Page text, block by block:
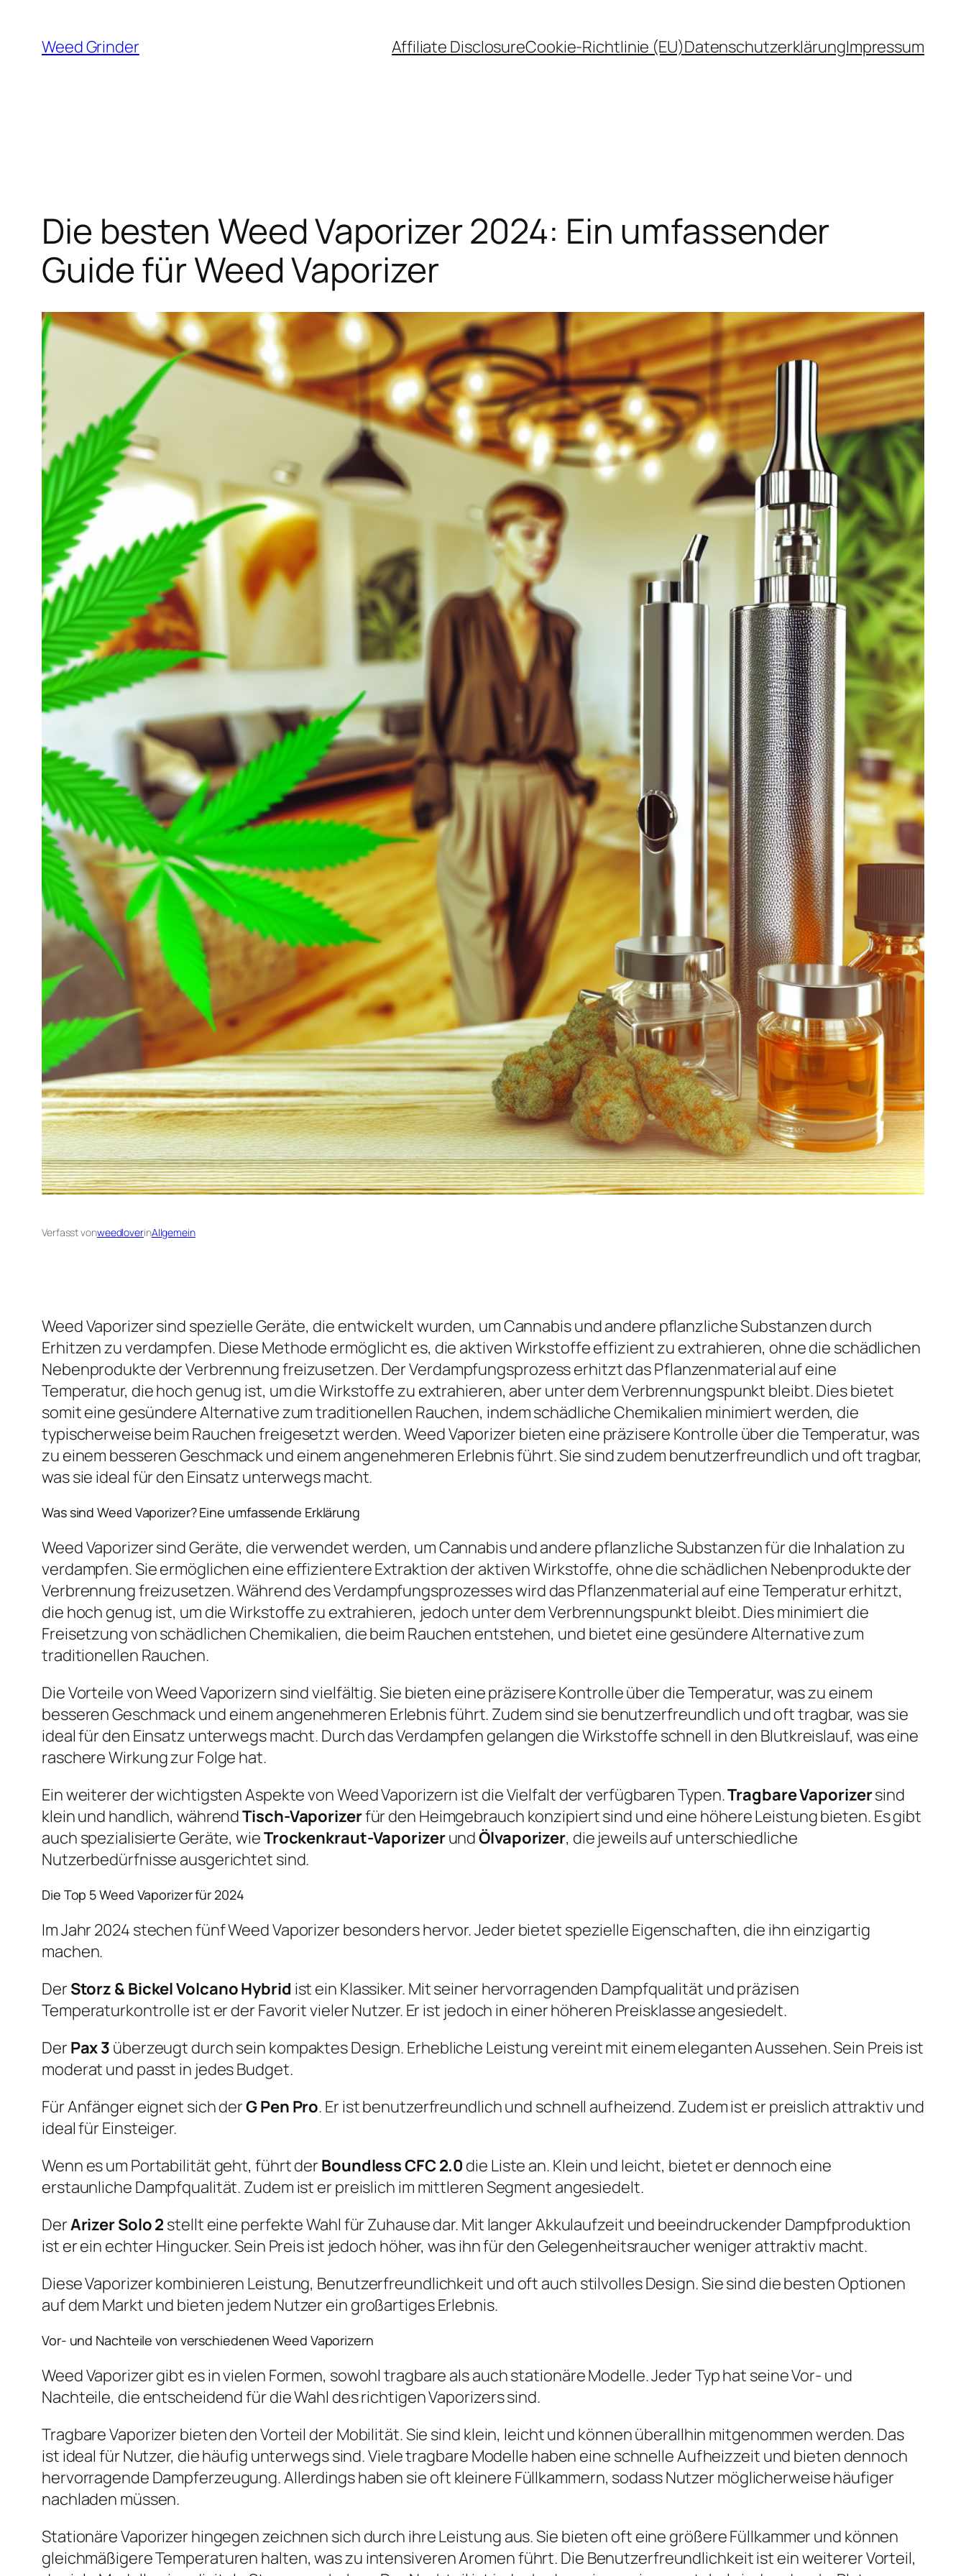
Inhalt
springen
Weed Grinder Affiliate DisclosureCookie-Richtlinie (EU)DatenschutzerklärungImpressum
Die besten Weed Vaporizer 2024: Ein umfassender
Guide für Weed Vaporizer
Verfasst vonweedloverinAllgemein
Weed Vaporizer sind spezielle Geräte, die entwickelt wurden, um Cannabis und andere pflanzliche Substanzen durch
Erhitzen zu verdampfen. Diese Methode ermöglicht es, die aktiven Wirkstoffe effizient zu extrahieren, ohne die schädlichen
Nebenprodukte der Verbrennung freizusetzen. Der Verdampfungsprozess erhitzt das Pflanzenmaterial auf eine
Temperatur, die hoch genug ist, um die Wirkstoffe zu extrahieren, aber unter dem Verbrennungspunkt bleibt. Dies bietet
somit eine gesündere Alternative zum traditionellen Rauchen, indem schädliche Chemikalien minimiert werden, die
typischerweise beim Rauchen freigesetzt werden. Weed Vaporizer bieten eine präzisere Kontrolle über die Temperatur, was
zu einem besseren Geschmack und einem angenehmeren Erlebnis führt. Sie sind zudem benutzerfreundlich und oft tragbar,
was sie ideal für den Einsatz unterwegs macht.
Was sind Weed Vaporizer? Eine umfassende Erklärung
Weed Vaporizer sind Geräte, die verwendet werden, um Cannabis und andere pflanzliche Substanzen für die Inhalation zu
verdampfen. Sie ermöglichen eine effizientere Extraktion der aktiven Wirkstoffe, ohne die schädlichen Nebenprodukte der
Verbrennung freizusetzen. Während des Verdampfungsprozesses wird das Pflanzenmaterial auf eine Temperatur erhitzt,
die hoch genug ist, um die Wirkstoffe zu extrahieren, jedoch unter dem Verbrennungspunkt bleibt. Dies minimiert die
Freisetzung von schädlichen Chemikalien, die beim Rauchen entstehen, und bietet eine gesündere Alternative zum
traditionellen Rauchen.
Die Vorteile von Weed Vaporizern sind vielfältig. Sie bieten eine präzisere Kontrolle über die Temperatur, was zu einem
besseren Geschmack und einem angenehmeren Erlebnis führt. Zudem sind sie benutzerfreundlich und oft tragbar, was sie
ideal für den Einsatz unterwegs macht. Durch das Verdampfen gelangen die Wirkstoffe schnell in den Blutkreislauf, was eine
raschere Wirkung zur Folge hat.
Ein weiterer der wichtigsten Aspekte von Weed Vaporizern ist die Vielfalt der verfügbaren Typen.Tragbare Vaporizersind
klein und handlich, währendTisch-Vaporizerfür den Heimgebrauch konzipiert sind und eine höhere Leistung bieten. Es gibt
auch spezialisierte Geräte, wieTrockenkraut-VaporizerundÖlvaporizer, die jeweils auf unterschiedliche
Nutzerbedürfnisse ausgerichtet sind.
Die Top 5 Weed Vaporizer für 2024
Im Jahr 2024 stechen fünf Weed Vaporizer besonders hervor. Jeder bietet spezielle Eigenschaften, die ihn einzigartig
machen.
Der Storz & Bickel Volcano Hybrid ist ein Klassiker. Mit seiner hervorragenden Dampfqualität und präzisen
Temperaturkontrolle ist er der Favorit vieler Nutzer. Er ist jedoch in einer höheren Preisklasse angesiedelt.
Der Pax 3 überzeugt durch sein kompaktes Design. Erhebliche Leistung vereint mit einem eleganten Aussehen. Sein Preis ist
moderat und passt in jedes Budget.
Für Anfänger eignet sich derG Pen Pro. Er ist benutzerfreundlich und schnell aufheizend. Zudem ist er preislich attraktiv und
ideal für Einsteiger.
Wenn es um Portabilität geht, führt der Boundless CFC 2.0 die Liste an. Klein und leicht, bietet er dennoch eine
erstaunliche Dampfqualität. Zudem ist er preislich im mittleren Segment angesiedelt.
DerArizer Solo 2 stellt eine perfekte Wahl für Zuhause dar. Mit langer Akkulaufzeit und beeindruckender Dampfproduktion
ist er ein echter Hingucker. Sein Preis ist jedoch höher, was ihn für den Gelegenheitsraucher weniger attraktiv macht.
Diese Vaporizer kombinieren Leistung, Benutzerfreundlichkeit und oft auch stilvolles Design. Sie sind die besten Optionen
auf dem Markt und bieten jedem Nutzer ein großartiges Erlebnis.
Vor- und Nachteile von verschiedenen Weed Vaporizern
Weed Vaporizer gibt es in vielen Formen, sowohl tragbare als auch stationäre Modelle. Jeder Typ hat seine Vor- und
Nachteile, die entscheidend für die Wahl des richtigen Vaporizers sind.
Tragbare Vaporizer bieten den Vorteil der Mobilität. Sie sind klein, leicht und können überallhin mitgenommen werden. Das
ist ideal für Nutzer, die häufig unterwegs sind. Viele tragbare Modelle haben eine schnelle Aufheizzeit und bieten dennoch
hervorragende Dampferzeugung. Allerdings haben sie oft kleinere Füllkammern, sodass Nutzer möglicherweise häufiger
nachladen müssen.
Stationäre Vaporizer hingegen zeichnen sich durch ihre Leistung aus. Sie bieten oft eine größere Füllkammer und können
gleichmäßigere Temperaturen halten, was zu intensiveren Aromen führt. Die Benutzerfreundlichkeit ist ein weiterer Vorteil,